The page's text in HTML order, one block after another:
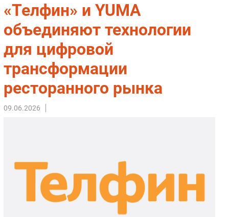
Импорто­замещение
Автоматизация Промышленности
Интернет
Мобильная связь
Фиксированная связь
Интеграция
Рынок ПК
ПО
Outsourcing
Кадры
Регулирование
«Телфин» и YUMA
объединяют технологии
для цифровой
трансформации
ресторанного рынка
09.06.2026